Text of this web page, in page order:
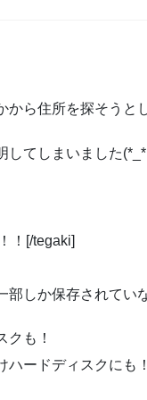
から住所を探そうと
してしまいました
！[/tegaki]
部しか保存されてい
クも！
ードディスクにも